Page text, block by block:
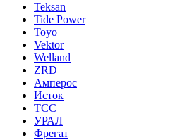
Teksan
Tide Power
Toyo
Vektor
Welland
ZRD
Амперос
Исток
ТСС
УРАЛ
Фрегат